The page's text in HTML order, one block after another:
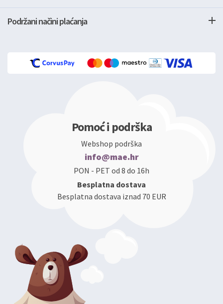
Podržani načini plaćanja
Pomoć i podrška
Webshop podrška
info@mae.hr
PON - PET od 8 do 16h
Besplatna dostava
Besplatna dostava iznad 70 EUR